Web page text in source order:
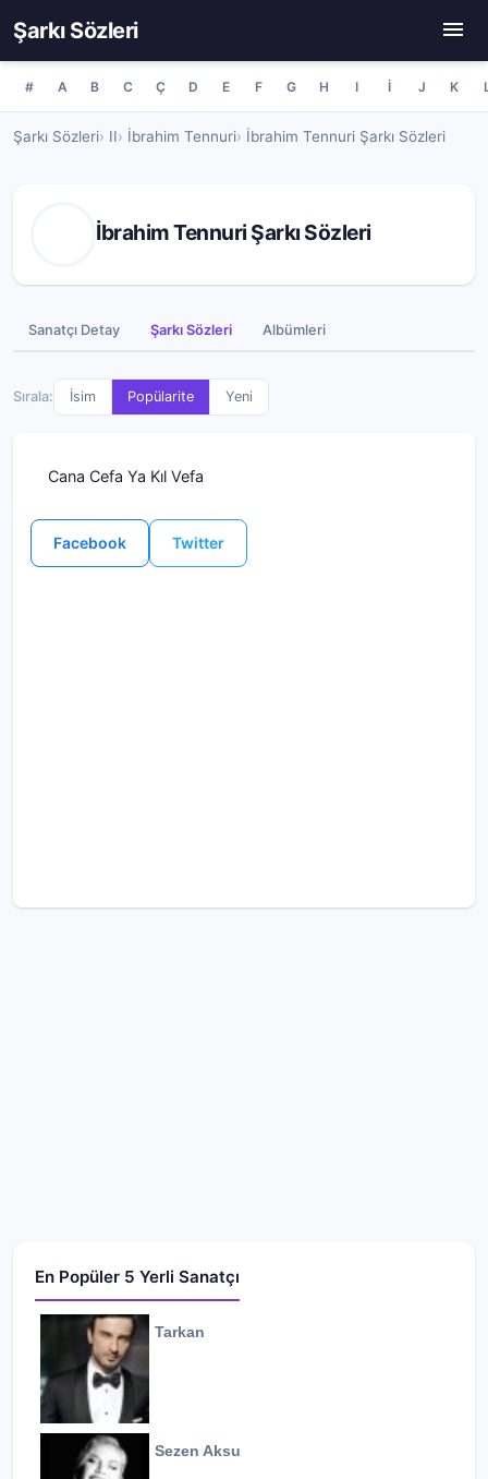
Şarkı Sözleri
# A B C Ç D E F G H I İ J K
Şarkı Sözleri II İbrahim Tennuri İbrahim Tennuri Şarkı Sözleri
İbrahim Tennuri Şarkı Sözleri
Sanatçı Detay Şarkı Sözleri Albümleri
Sırala: İsim Popülarite Yeni
Cana Cefa Ya Kıl Vefa
Facebook Twitter
En Popüler 5 Yerli Sanatçı
Tarkan
Sezen Aksu